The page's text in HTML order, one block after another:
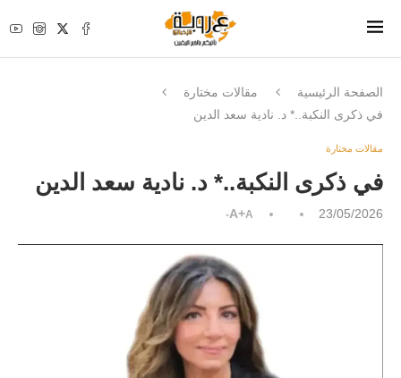
الصفحة الرئيسية
مقالات مختارة
في ذكرى النكبة..* د. نادية سعد الدين
مقالات مختارة
في ذكرى النكبة..* د. نادية سعد الدين
23/05/2026
A+A-